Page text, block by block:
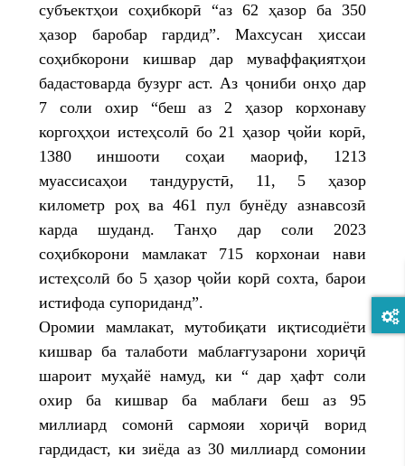
субъектҳои соҳибкорӣ “аз 62 ҳазор ба 350
ҳазор баробар гардид”. Махсусан ҳиссаи
соҳибкорони кишвар дар муваффақиятҳои
бадастоварда бузург аст. Аз ҷониби онҳо дар
7 соли охир “беш аз 2 ҳазор корхонаву
коргоҳҳои истеҳсолӣ бо 21 ҳазор ҷойи корӣ,
1380 иншооти соҳаи маориф, 1213
муассисаҳои тандурустӣ, 11, 5 ҳазор
километр роҳ ва 461 пул бунёду азнавсозӣ
карда шуданд. Танҳо дар соли 2023
соҳибкорони мамлакат 715 корхонаи нави
истеҳсолӣ бо 5 ҳазор ҷойи корӣ сохта, барои
истифода супориданд”.
Оромии мамлакат, мутобиқати иқтисодиёти
кишвар ба талаботи маблағгузарони хориҷӣ
шароит муҳайё намуд, ки “ дар ҳафт соли
охир ба кишвар ба маблағи беш аз 95
миллиард сомонӣ сармояи хориҷӣ ворид
гардидаст, ки зиёда аз 30 миллиард сомонии